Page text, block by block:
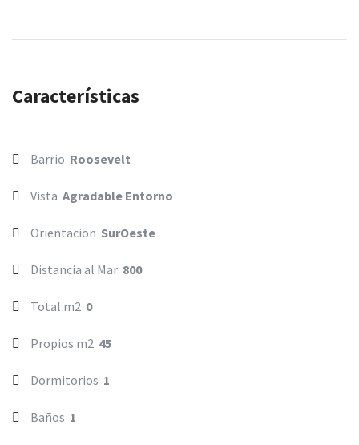
Características
Barrio Roosevelt
Vista Agradable Entorno
Orientacion SurOeste
Distancia al Mar 800
Total m2 0
Propios m2 45
Dormitorios 1
Baños 1